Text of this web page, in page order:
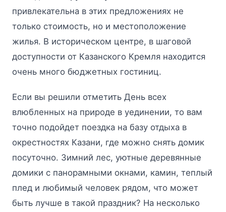
привлекательна в этих предложениях не
только стоимость, но и местоположение
жилья. В историческом центре, в шаговой
доступности от Казанского Кремля находится
очень много бюджетных гостиниц.
Если вы решили отметить День всех
влюбленных на природе в уединении, то вам
точно подойдет поездка на базу отдыха в
окрестностях Казани, где можно снять домик
посуточно. Зимний лес, уютные деревянные
домики с панорамными окнами, камин, теплый
плед и любимый человек рядом, что может
быть лучше в такой праздник? На несколько